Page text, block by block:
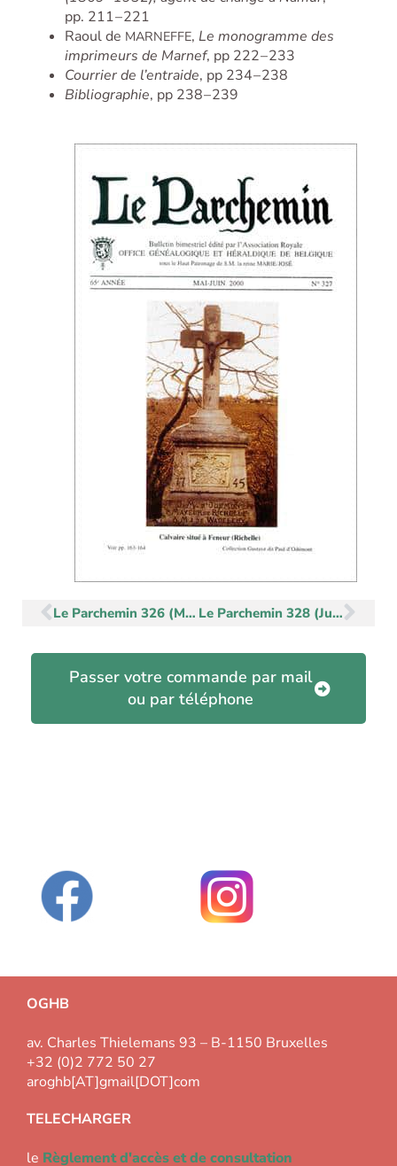
pp. 211 – 221
Raoul de MARNEFFE, Le monogramme des
imprimeurs de Marnef, pp 222 – 233
Courrier de l’entraide, pp 234 – 238
Bibliographie, pp 238 – 239
Précédent Le Parchemin 326 (Mars-Avril 2000) Le Parchemin 328 (Juillet-Août 2000)
Passer votre commande par mail
ou par téléphone
OGHB
av. Charles Thielemans 93 – B-1150 Bruxelles
+32 (0)2 772 50 27
aroghb[AT]gmail[DOT]com
TELECHARGER
le Règlement d'accès et de consultation